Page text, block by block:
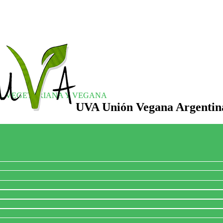
VEGETARIANA Y VEGANA
UVA Unión Vegana